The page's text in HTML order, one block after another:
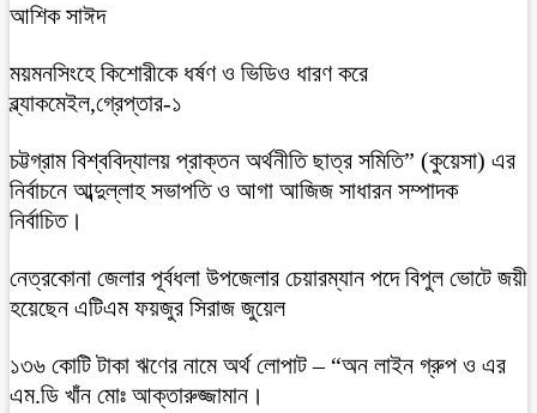
আশিক সাঈদ
ময়মনসিংহে কিশোরীকে ধর্ষণ ও ভিডিও ধারণ করে
ব্ল্যাকমেইল,গ্রেপ্তার-১
চট্টগ্রাম বিশ্ববিদ্যালয় প্রাক্তন অর্থনীতি ছাত্র সমিতি” (কুয়েসা) এর
নির্বাচনে আব্দুল্লাহ সভাপতি ও আগা আজিজ সাধারন সম্পাদক
নির্বাচিত।
নেত্রকোনা জেলার পূর্বধলা উপজেলার চেয়ারম্যান পদে বিপুল ভোটে জয়ী
হয়েছেন এটিএম ফয়জুর সিরাজ জুয়েল
১৩৬ কোটি টাকা ঋণের নামে অর্থ লোপাট – “অন লাইন গ্রুপ ও এর
এম.ডি খাঁন মোঃ আক্তারুজ্জামান।